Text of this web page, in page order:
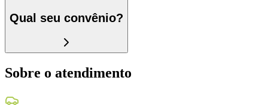
Qual seu convênio?
Sobre o atendimento